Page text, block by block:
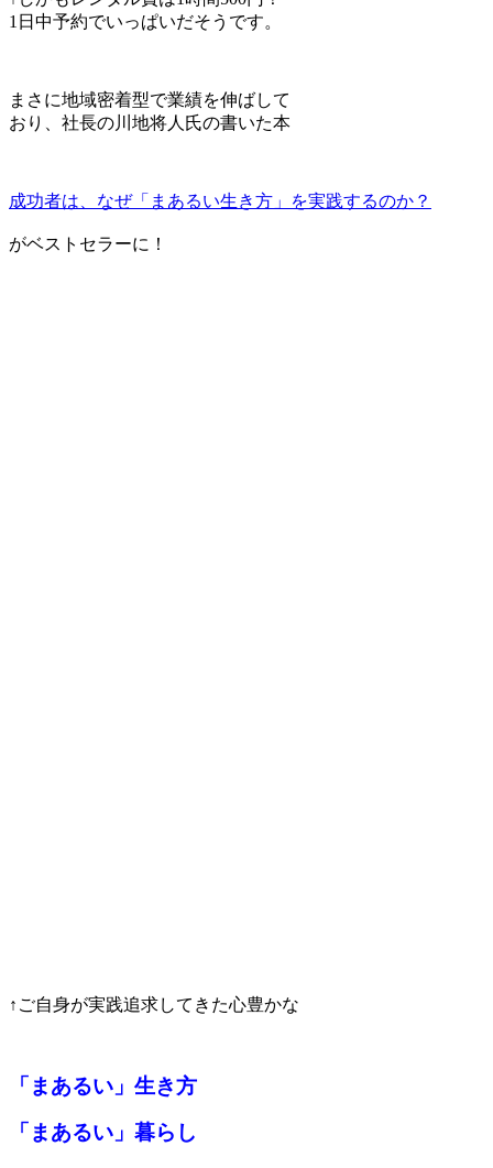
1日中予約でいっぱいだそうです。
まさに地域密着型で業績を伸ばして
おり、社長の川地将人氏の書いた本
成功者は、なぜ「まあるい生き方」を実践するのか？
がベストセラーに！
↑ご自身が実践追求してきた心豊かな
「まあるい」生き方
「まあるい」暮らし